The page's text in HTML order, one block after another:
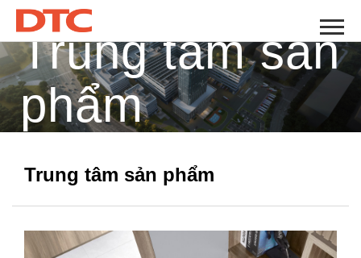
Trung tâm sản
phẩm
Trung tâm sản phẩm